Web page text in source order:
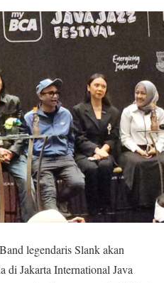
legendaris Slank akan
di Jakarta International Java